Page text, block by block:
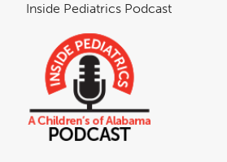
Inside Pediatrics Podcast